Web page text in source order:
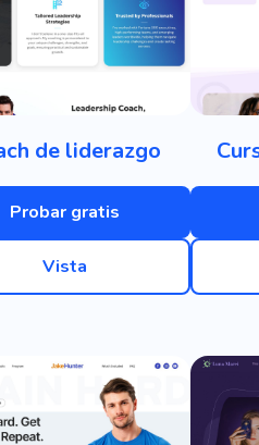
de liderazgo
Probar gratis
Vista